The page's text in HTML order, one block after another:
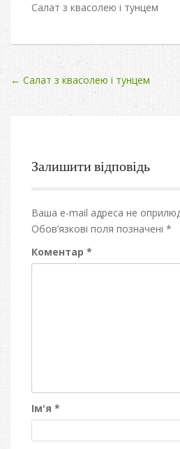
Салат з квасолею і тунцем
Post
navigation
← Салат з квасолею і тунцем
Залишити відповідь
Ваша e-mail адреса не
Обов’язкові поля позначені *
Коментар *
Ім'я *